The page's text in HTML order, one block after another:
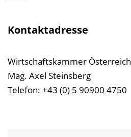
Kontaktadresse
Wirtschaftskammer Österreich
Mag. Axel Steinsberg
Telefon: +43 (0) 5 90900 4750